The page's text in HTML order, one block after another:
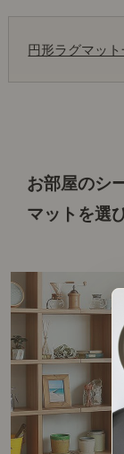
円形ラグマット
お部屋のシ
マットを選